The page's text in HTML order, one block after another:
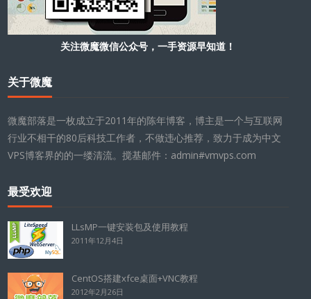
关注微魔微信公众号，一手资源早知道！
关于微魔
微魔部落是一枚成立于2011年的陈年博客，博主是一个与互联网
行业不相干的80后科技工作者，不做违心推荐，致力于成为中文
VPS博客界的的一缕清流。搅基邮件：admin#vmvps.com
最受欢迎
LLsMP一键安装包及使用教程
2011年12月4日
CentOS搭建xfce桌面+VNC教程
2012年2月26日